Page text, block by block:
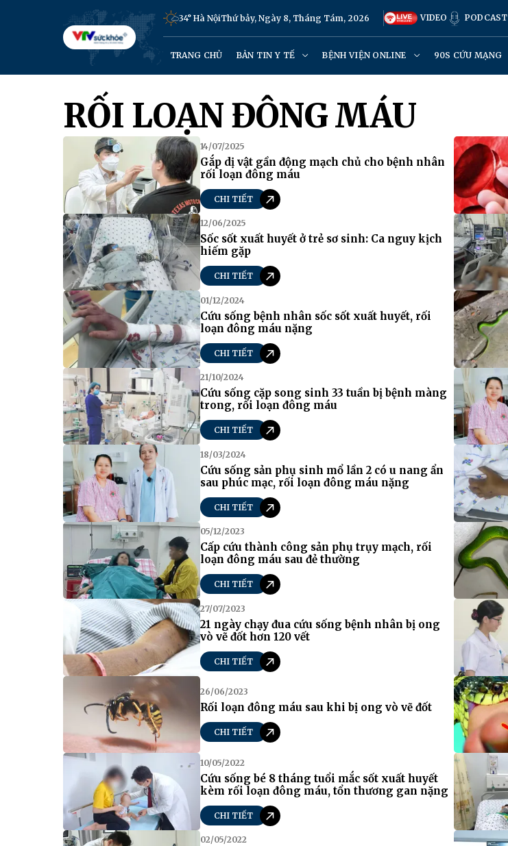
34° Hà NộiThứ bảy, Ngày 8, Tháng Tám, 2026 VIDEO PODCAST
TRANG CHỦ BẢN TIN Y TẾ BỆNH VIỆN ONLINE 90S CỨU MẠNG
RỐI LOẠN ĐÔNG MÁU
14/07/2025
Gắp dị vật gần động mạch chủ cho bệnh nhân
rối loạn đông máu
CHI TIẾT
12/06/2025
Sốc sốt xuất huyết ở trẻ sơ sinh: Ca nguy kịch
hiếm gặp
CHI TIẾT
01/12/2024
Cứu sống bệnh nhân sốc sốt xuất huyết, rối
loạn đông máu nặng
CHI TIẾT
21/10/2024
Cứu sống cặp song sinh 33 tuần bị bệnh màng
trong, rối loạn đông máu
CHI TIẾT
18/03/2024
Cứu sống sản phụ sinh mổ lần 2 có u nang ẩn
sau phúc mạc, rối loạn đông máu nặng
CHI TIẾT
05/12/2023
Cấp cứu thành công sản phụ trụy mạch, rối
loạn đông máu sau đẻ thường
CHI TIẾT
27/07/2023
21 ngày chạy đua cứu sống bệnh nhân bị ong
vò vẽ đốt hơn 120 vết
CHI TIẾT
26/06/2023
Rối loạn đông máu sau khi bị ong vò vẽ đốt
CHI TIẾT
10/05/2022
Cứu sống bé 8 tháng tuổi mắc sốt xuất huyết
kèm rối loạn đông máu, tổn thương gan nặng
CHI TIẾT
02/05/2022